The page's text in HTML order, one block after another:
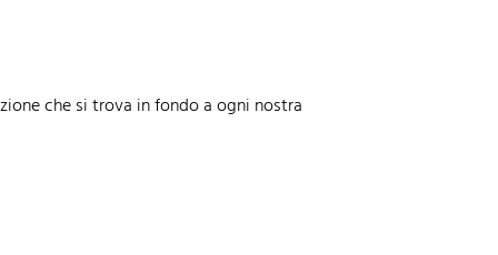
che si trova in fondo a ogni nostra